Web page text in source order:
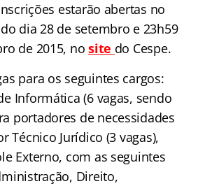
estarão abertas no
dia 28 de setembro e 23h59
de 2015, nosite do Cespe.
para os seguintes cargos:
Informática (6 vagas, sendo
portadores de necessidades
Técnico Jurídico (3 vagas),
Externo, com as seguintes
Direito,